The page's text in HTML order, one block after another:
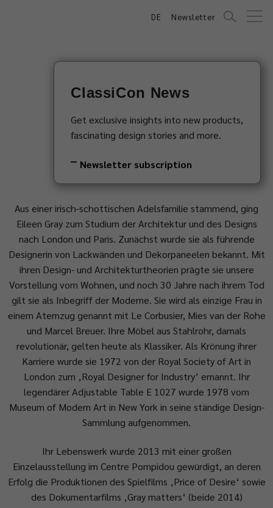
DE Newsletter
Eileen Gray
1878–1976
Aus einer irisch-schottischen Adelsfamilie stammend, ging
Eileen Gray zum Studium der Architektur und des Designs
nach London und Paris. Zunächst wurde sie als führende
Designerin von Lackwänden und Dekorpaneelen bekannt. Mit
ihren Design- und Architekturtheorien prägte sie unsere
Vorstellung vom Wohnen, und noch 30 Jahre nach ihrem Tod
gilt sie als Inbegriff der Moderne. Sie wird als einzige Frau in
einem Atemzug genannt mit Le Corbusier, Mies van der Rohe
und Marcel Breuer. Ihre Möbel aus Stahlrohr, damals
revolutionär, gelten heute als Klassiker. Als Krönung ihrer
Karriere wurde sie 1972 von der Royal Society of Art in
London zum ‚Royal Designer for Industry’ ernannt. Ihr
legendärer Adjustable Table E 1027 wurde 1978 vom
Museum of Modern Art in New York in seine ständige Design-
Sammlung aufgenommen.
Ihr Lebenswerk wurde 2013 mit einer großen
Einzelausstellung im Centre Pompidou gewürdigt, an deren
Erfolg die Produktionen des Spielfilms ‚Price of Desire‘ sowie
des Dokumentarfilms ‚Gray matters‘ (beide 2014)
ClassiCon News
Get exclusive insights into new products,
fascinating design stories and more.
Newsletter subscription